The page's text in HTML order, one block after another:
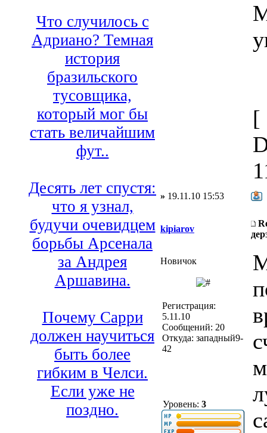
Что случилось с
Адриано? Темная
история
бразильского
тусовщика,
который мог бы
стать величайшим
фут..
Десять лет спустя:
что я узнал,
будучи очевидцем
борьбы Арсенала
за Андрея
Аршавина.
Почему Сарри
должен научиться
быть более
гибким в Челси.
Если уже не
поздно.
[
» 19.11.10 15:53
kipiarov
Новичок
Регистрация:
5.11.10
Сообщений: 20
Откуда: западный9-
42
Уровень: 3